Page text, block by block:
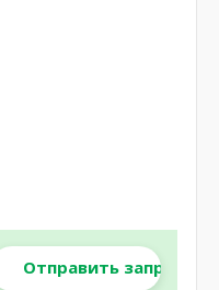
Отправить запрос